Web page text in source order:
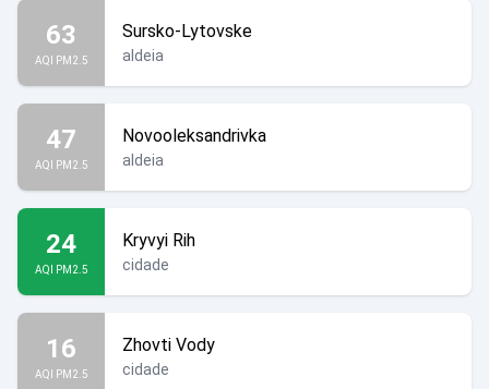
63
AQI PM2.5
Sursko-Lytovske
aldeia
47
AQI PM2.5
Novooleksandrivka
aldeia
24
AQI PM2.5
Kryvyi Rih
cidade
16
AQI PM2.5
Zhovti Vody
cidade